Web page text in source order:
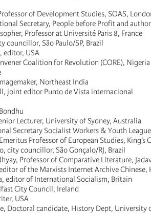
of Development Studies, SOAS,
Secretary, People before Profit and
Professor at Université Paris 8, France
councillor, São Paulo/SP, Brazil
editor, USA
Coalition for Revolution (CORE), Nigeria
Northeast India
joint editor Punto de Vista internacional
Lecturer, University of Sydney, Australia
Secretary Socialist Workers & Youth
Professor of European Studies, King’s
city councillor, São Gonçalo/RJ, Brazil
Professor of Comparative Literature,
of the Marxists Internet Archive Chinese,
editor of International Socialism, Britain
City Council, Ireland
USA
Doctoral candidate, History Dept, University